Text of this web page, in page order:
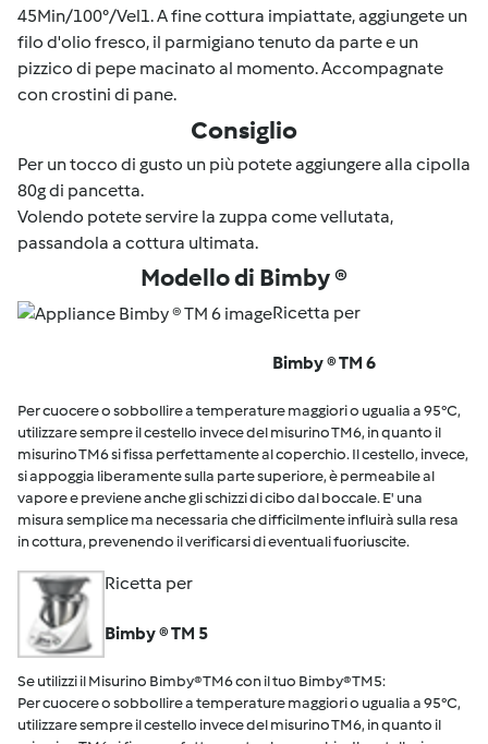
45Min/100°/Vel1. A fine cottura impiattate, aggiungete un
filo d'olio fresco, il parmigiano tenuto da parte e un
pizzico di pepe macinato al momento. Accompagnate
con crostini di pane.
Consiglio
Per un tocco di gusto un più potete aggiungere alla cipolla
80g di pancetta.
Volendo potete servire la zuppa come vellutata,
passandola a cottura ultimata.
Modello di Bimby ®
Ricetta per
Bimby ® TM 6
Per cuocere o sobbollire a temperature maggiori o ugualia a 95°C,
utilizzare sempre il cestello invece del misurino TM6, in quanto il
misurino TM6 si fissa perfettamente al coperchio. Il cestello, invece,
si appoggia liberamente sulla parte superiore, è permeabile al
vapore e previene anche gli schizzi di cibo dal boccale. E' una
misura semplice ma necessaria che difficilmente influirà sulla resa
in cottura, prevenendo il verificarsi di eventuali fuoriuscite.
Ricetta per
Bimby ® TM 5
Se utilizzi il Misurino Bimby® TM6 con il tuo Bimby® TM5:
Per cuocere o sobbollire a temperature maggiori o ugualia a 95°C,
utilizzare sempre il cestello invece del misurino TM6, in quanto il